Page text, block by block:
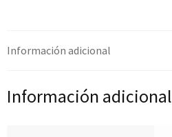
Información adicional
Información adicional